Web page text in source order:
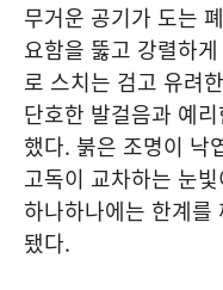
무거운 공기가 도는
요함을 뚫고 강렬하
로 스치는 검고 유려
단호한 발걸음과 예
했다. 붉은 조명이 낙
고독이 교차하는 눈
하나하나에는 한계를
됐다.